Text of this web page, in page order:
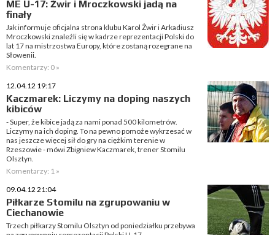
ME U-17: Żwir i Mroczkowski jadą na
finały
Jak informuje oficjalna strona klubu Karol Żwir i Arkadiusz
Mroczkowski znaleźli się w kadrze reprezentacji Polski do
lat 17 na mistrzostwa Europy, które zostaną rozegrane na
Słowenii.
Komentarzy: 0 »
12.04.12 19:17
Kaczmarek: Liczymy na doping naszych
kibiców
- Super, że kibice jadą za nami ponad 500 kilometrów.
Liczymy na ich doping. To na pewno pomoże wykrzesać w
nas jeszcze więcej sił do gry na ciężkim terenie w
Rzeszowie - mówi Zbigniew Kaczmarek, trener Stomilu
Olsztyn.
Komentarzy: 1 »
09.04.12 21:04
Piłkarze Stomilu na zgrupowaniu w
Ciechanowie
Trzech piłkarzy Stomilu Olsztyn od poniedziałku przebywa